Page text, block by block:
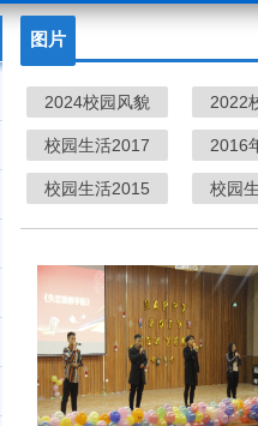
图片
2024校园风貌 2022
校园生活2017 2016
校园生活2015 校园